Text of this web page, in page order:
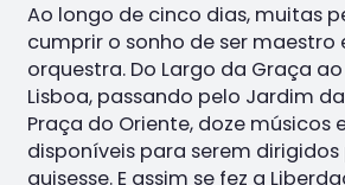
Ao longo de cinco dias, muitas
cumprir o sonho de ser maestro
orquestra. Do Largo da Graça
Lisboa, passando pelo Jardim
Praça do Oriente, doze músicos
disponíveis para serem
quisesse. E assim se fez a